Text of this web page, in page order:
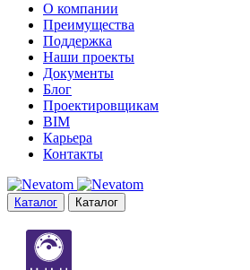
О компании
Преимущества
Поддержка
Наши проекты
Документы
Блог
Проектировщикам
BIM
Карьера
Контакты
Каталог Каталог